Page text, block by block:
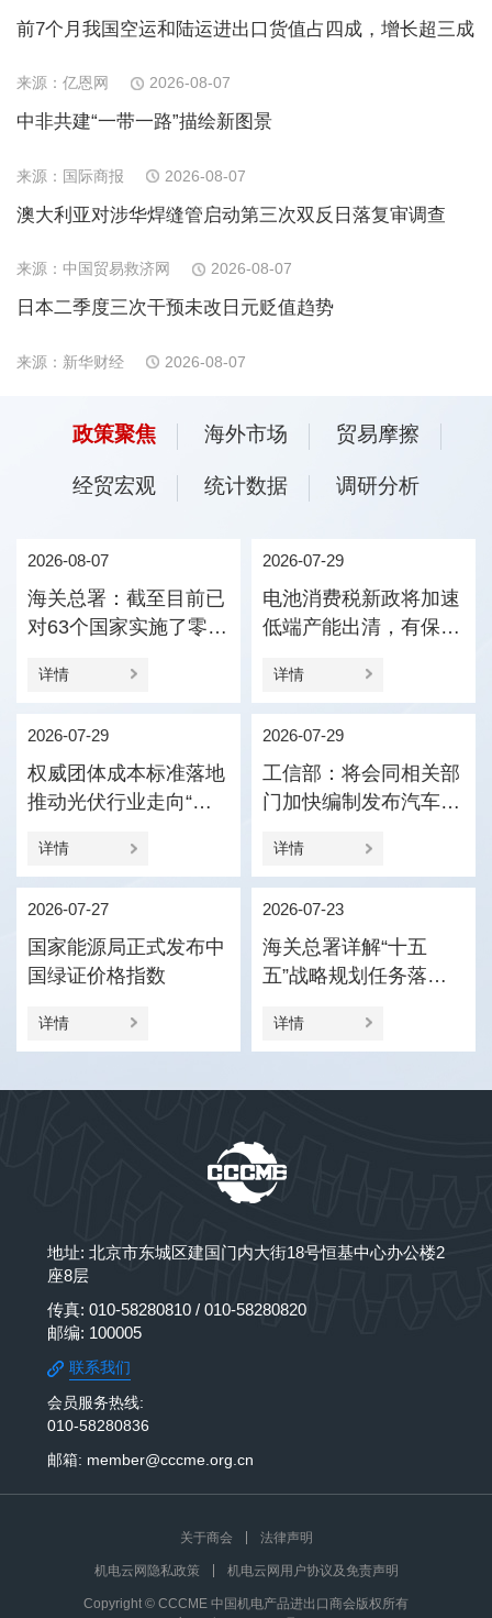
前7个月我国空运和陆运进出口货值占四成，增长超三成
来源：亿恩网 2026-08-07
中非共建“一带一路”描绘新图景
来源：国际商报 2026-08-07
澳大利亚对涉华焊缝管启动第三次双反日落复审调查
来源：中国贸易救济网 2026-08-07
日本二季度三次干预未改日元贬值趋势
来源：新华财经 2026-08-07
政策聚焦 海外市场 贸易摩擦
经贸宏观 统计数据 调研分析
2026-08-07
海关总署：截至目前已
对63个国家实施了零关
详情
2026-07-29
电池消费税新政将加速
低端产能出清，有保有
详情
2026-07-29
权威团体成本标准落地
推动光伏行业走向“价
详情
2026-07-29
工信部：将会同相关部
门加快编制发布汽车企
指引
详情
2026-07-27
国家能源局正式发布中
国绿证价格指数
详情
2026-07-23
海关总署详解“十五
五”战略规划任务落实
大、进出口更加协调
详情
地址: 北京市东城区建国门内大街18号恒基中心办公楼2
座8层
传真: 010-58280810 / 010-58280820
邮编: 100005
联系我们
会员服务热线:
010-58280836
邮箱: member@cccme.org.cn
关于商会 法律声明
机电云网隐私政策 机电云网用户协议及免责声明
Copyright © CCCME 中国机电产品进出口商会版权所有